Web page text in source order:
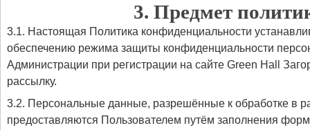
3. Предмет
3.1. Настоящая Политика конфиденциальности
обеспечению режима защиты конфиденциальности
Администрации при регистрации на сайте Green Hall
рассылку.
3.2. Персональные данные, разрешённые к обработке в
предоставляются Пользователем путём заполнения